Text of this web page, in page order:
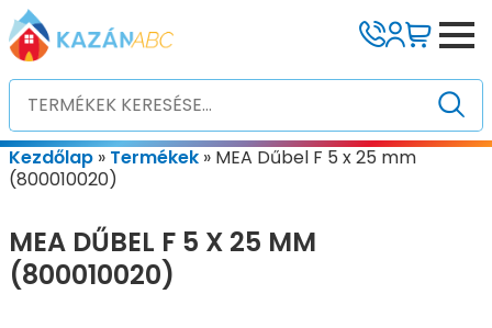
Kezdőlap » Termékek » MEA Dűbel F 5 x 25 mm
(800010020)
MEA DŰBEL F 5 X 25 MM
(800010020)